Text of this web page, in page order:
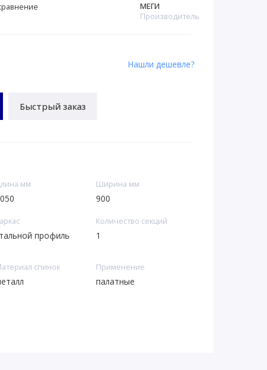
МЕГИ
Производитель
Быстрый заказ
Нашли дешевле?
мм Ширина мм
900
профиль
Количество секций
1
спинок Применение
палатные